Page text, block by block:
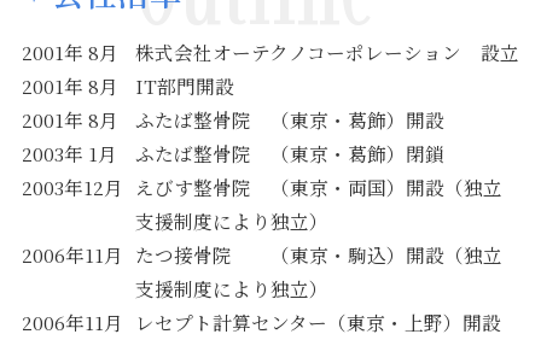
2001年 8月
株式会社オーテクノコーポレーション 設立
2001年 8月
IT部門開設
2001年 8月
ふたば整骨院 （東京・葛飾）開設
2003年 1月
ふたば整骨院 （東京・葛飾）閉鎖
2003年12月
えびす整骨院 （東京・両国）開設（独立
支援制度により独立）
2006年11月
たつ接骨院 （東京・駒込）開設（独立
支援制度により独立）
2006年11月
レセプト計算センター（東京・上野）開設